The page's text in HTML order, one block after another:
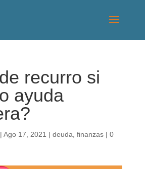
recurro si
ayuda
Ago 17, 2021 | deuda finanzas| 0